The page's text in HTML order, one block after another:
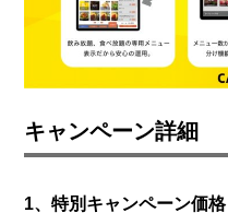
キャンペーン詳細
1、特別キャンペーン価格